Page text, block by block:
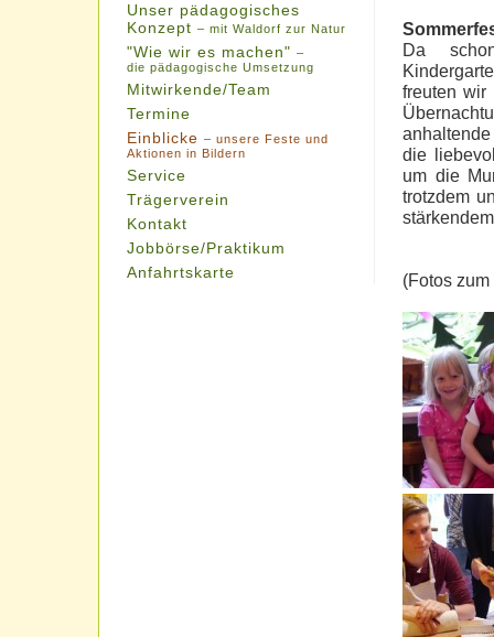
Unser pädagogisches
Konzept – mit Waldorf zur Natur
"Wie wir es machen" –
die pädagogische Umsetzung
Mitwirkende/Team
Termine
Einblicke – unsere Feste und
Aktionen in Bildern
Service
Trägerverein
Kontakt
Jobbörse/Praktikum
Anfahrtskarte
Da
freuten wir
die
um die
trotzdem
(Fotos